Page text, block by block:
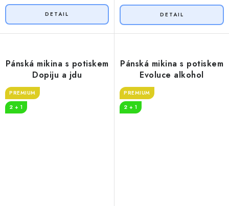
Pánská mikina s potiskem
Dopiju a jdu
PREMIUM
2 + 1
Pánská mikina s potiskem
Evoluce alkohol
PREMIUM
2 + 1